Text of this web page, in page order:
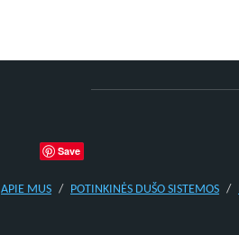
Save
APIE MUS POTINKINĖS DUŠO SISTEMOS